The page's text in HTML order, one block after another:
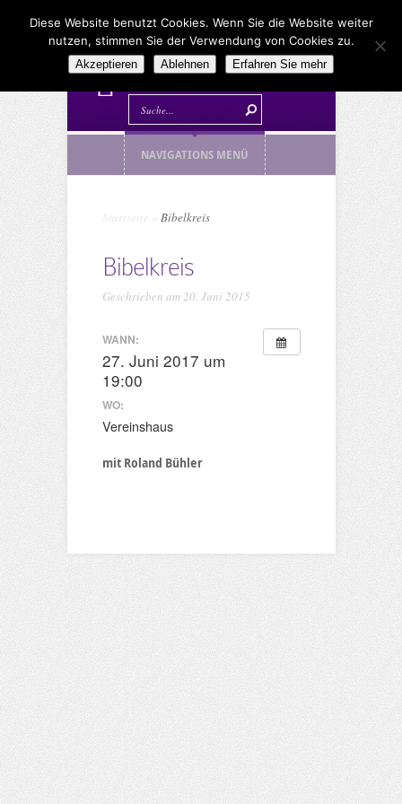
NAVIGATIONS MENÜ
Startseite Bibelkreis
Bibelkreis
Geschrieben am 20. Juni 2015
WANN:
27. Juni 2017 um
19:00
WO:
Vereinshaus
mit Roland Bühler
Diese Website benutzt Cookies. Wenn Sie die Website weiter
nutzen, stimmen Sie der Verwendung von Cookies zu.
Akzeptieren Ablehnen Erfahren Sie mehr